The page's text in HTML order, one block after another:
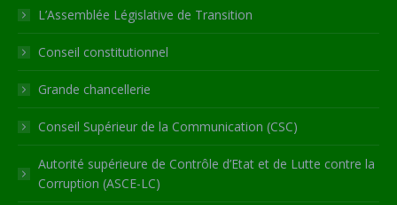
in
new
window
in
new
window
in
new
window
in
new
window
opens
in
new
L’Assemblée Législative de Transition
Conseil constitutionnel
Grande chancellerie
Conseil Supérieur de la Communication (CSC)
Autorité supérieure de Contrôle d’Etat et de Lutte contre la
Corruption (ASCE-LC)